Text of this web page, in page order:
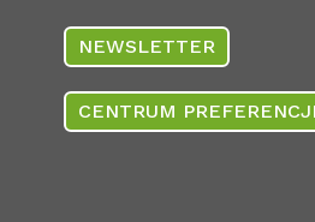
NEWSLETTER
CENTRUM